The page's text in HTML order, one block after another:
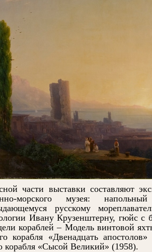
части выставки составляют
морского музея:
русскому
Ивану Крузенштерну, гюйс с
кораблей – Модель винтовой
корабля «Двенадцать
корабля «Сысой Великий» (1958).